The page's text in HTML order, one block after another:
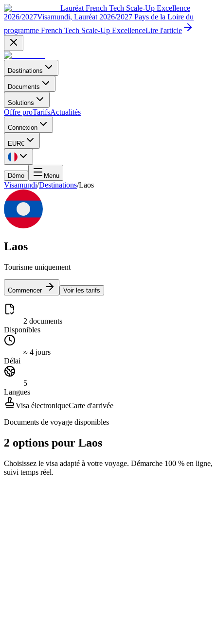
Lauréat French Tech Scale-Up Excellence
2026/2027Visamundi, Lauréat 2026/2027 Pays de la Loire du
programme French Tech Scale-Up ExcellenceLire l'article
Destinations
Documents
Solutions
Offre proTarifsActualités
Connexion
EUR€
Démo Menu
Visamundi/Destinations/Laos
Laos
Tourisme uniquement
Commencer Voir les tarifs
2 documents
Disponibles
≈ 4 jours
Délai
5
Langues
Visa électroniqueCarte d'arrivée
Documents de voyage disponibles
2 options pour Laos
Choisissez le visa adapté à votre voyage. Démarche 100 % en ligne,
suivi temps réel.